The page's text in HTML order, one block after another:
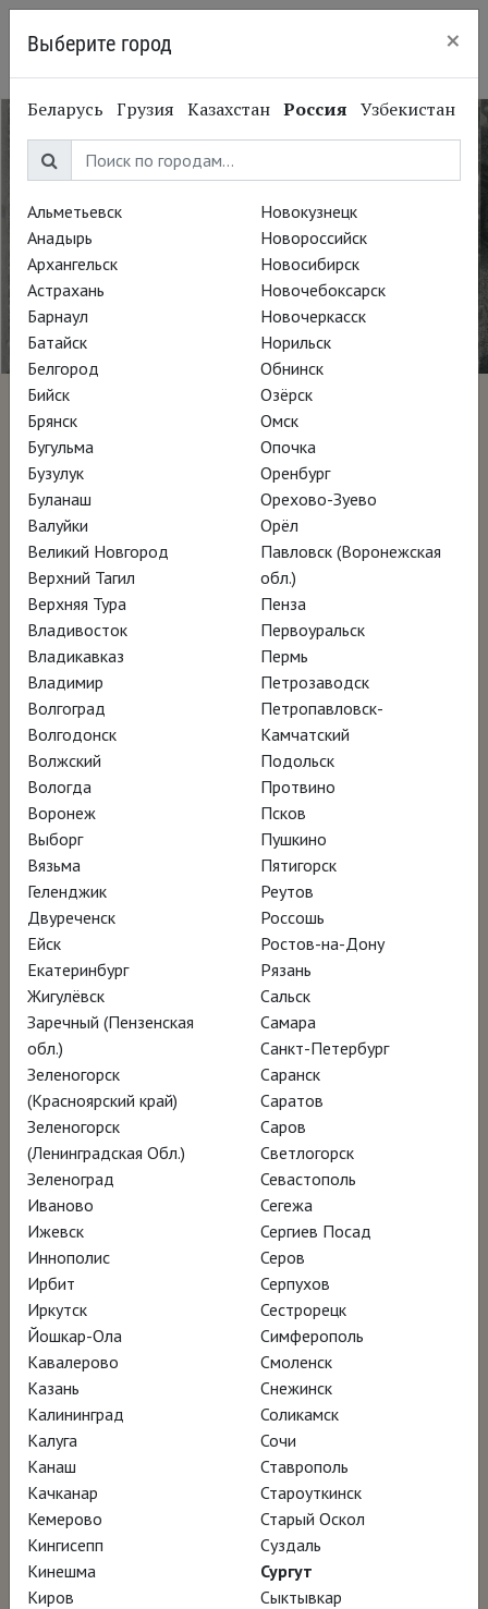
Молодой Пикассо
Режиссёр Фил Грабски
Пабло Пикассо – один из величайших
художников всех времён. И вплоть до своей
смерти в 1973 году он был самым
плодовитым художником. Но откуда берёт
начало его искусство? Что создало Пабло
Пикассо?
О Пикассо много сказано и написано, но
теперь пришло время посмотреть на годы
его молодости, на воспитание и
образование, которое он получил.
Три города сыграли в истории Пикассо
ключевую роль: Малага, Барселона и
Париж. Фильм «Молодой Пикассо»
исследует влияние каждого из них на
начинающего художника. В объективе
режиссёра Фила Грабски «голубой период»
и «розовый период» – вплоть до 1907 года,
когда Пикассо создаёт «Авиньонских
девиц». Эта картина, написанная 25-летним
художником, шокировала художественный
мир и изменила его навсегда.
Фильм создан при сотрудничестве с тремя
музеями Пикассо – в Малаге, Барселоне и
Париже.
Выберите город ×
Беларусь Грузия Казахстан Россия Узбекистан
Альметьевск
Анадырь
Архангельск
Астрахань
Барнаул
Батайск
Белгород
Бийск
Брянск
Бугульма
Бузулук
Буланаш
Валуйки
Великий Новгород
Верхний Тагил
Верхняя Тура
Владивосток
Владикавказ
Владимир
Волгоград
Волгодонск
Волжский
Вологда
Воронеж
Выборг
Вязьма
Геленджик
Двуреченск
Ейск
Екатеринбург
Жигулёвск
Заречный (Пензенская
обл.)
Зеленогорск
(Красноярский край)
Зеленогорск
(Ленинградская Обл.)
Зеленоград
Иваново
Ижевск
Иннополис
Ирбит
Иркутск
Йошкар-Ола
Кавалерово
Казань
Калининград
Калуга
Канаш
Качканар
Кемерово
Кингисепп
Кинешма
Киров
Новокузнецк
Новороссийск
Новосибирск
Новочебоксарск
Новочеркасск
Норильск
Обнинск
Озёрск
Омск
Опочка
Оренбург
Орехово-Зуево
Орёл
Павловск (Воронежская
обл.)
Пенза
Первоуральск
Пермь
Петрозаводск
Петропавловск-
Камчатский
Подольск
Протвино
Псков
Пушкино
Пятигорск
Реутов
Россошь
Ростов-на-Дону
Рязань
Сальск
Самара
Санкт-Петербург
Саранск
Саратов
Саров
Светлогорск
Севастополь
Сегежа
Сергиев Посад
Серов
Серпухов
Сестрорецк
Симферополь
Смоленск
Снежинск
Соликамск
Сочи
Ставрополь
Староуткинск
Старый Оскол
Суздаль
Сургут
Сыктывкар